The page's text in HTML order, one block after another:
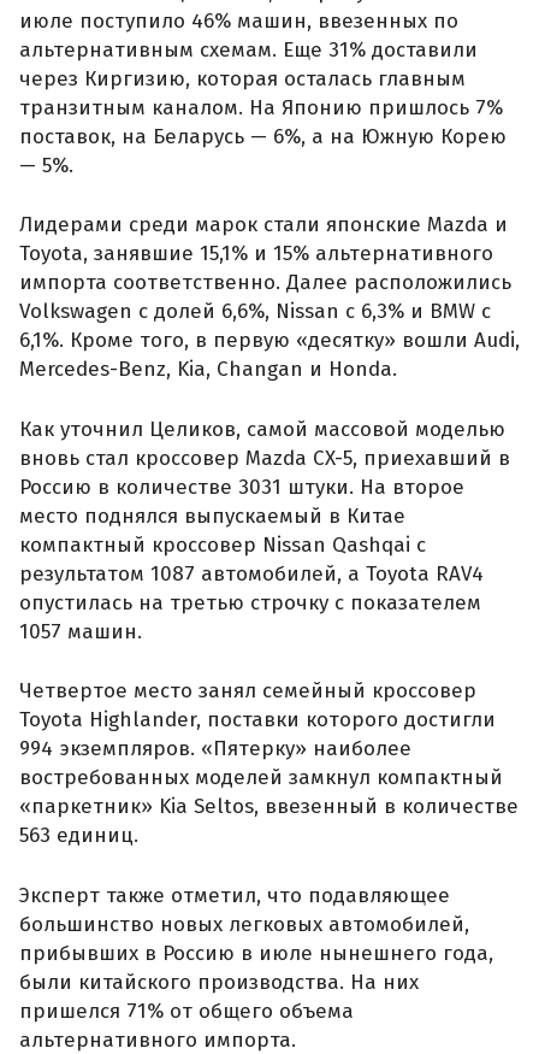
июле поступило 46% машин, ввезенных по
альтернативным схемам. Еще 31% доставили
через Киргизию, которая осталась главным
транзитным каналом. На Японию пришлось 7%
поставок, на Беларусь — 6%, а на Южную Корею
— 5%.
Лидерами среди марок стали японские Mazda и
Toyota, занявшие 15,1% и 15% альтернативного
импорта соответственно. Далее расположились
Volkswagen с долей 6,6%, Nissan с 6,3% и BMW с
6,1%. Кроме того, в первую «десятку» вошли Audi,
Mercedes-Benz, Kia, Changan и Honda.
Как уточнил Целиков, самой массовой моделью
вновь стал кроссовер Mazda CX-5, приехавший в
Россию в количестве 3031 штуки. На второе
место поднялся выпускаемый в Китае
компактный кроссовер Nissan Qashqai с
результатом 1087 автомобилей, а Toyota RAV4
опустилась на третью строчку с показателем
1057 машин.
Четвертое место занял семейный кроссовер
Toyota Highlander, поставки которого достигли
994 экземпляров. «Пятерку» наиболее
востребованных моделей замкнул компактный
«паркетник» Kia Seltos, ввезенный в количестве
563 единиц.
Эксперт также отметил, что подавляющее
большинство новых легковых автомобилей,
прибывших в Россию в июле нынешнего года,
были китайского производства. На них
пришелся 71% от общего объема
альтернативного импорта.